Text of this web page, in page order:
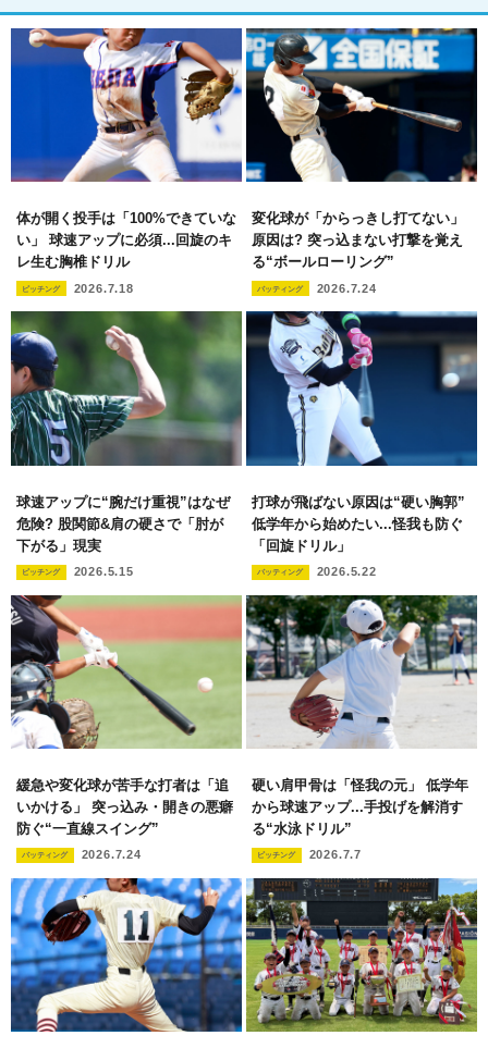
体が開く投手は「100%できていな
い」 球速アップに必須...回旋のキ
レ生む胸椎ドリル
ピッチング 2026.7.18
変化球が「からっきし打てない」
原因は? 突っ込まない打撃を覚え
る“ボールローリング”
バッティング 2026.7.24
球速アップに“腕だけ重視”はなぜ
危険? 股関節&肩の硬さで「肘が
下がる」現実
ピッチング 2026.5.15
打球が飛ばない原因は“硬い胸郭”
低学年から始めたい...怪我も防ぐ
「回旋ドリル」
バッティング 2026.5.22
緩急や変化球が苦手な打者は「追
いかける」 突っ込み・開きの悪癖
防ぐ“一直線スイング”
バッティング 2026.7.24
硬い肩甲骨は「怪我の元」 低学年
から球速アップ...手投げを解消す
る“水泳ドリル”
ピッチング 2026.7.7